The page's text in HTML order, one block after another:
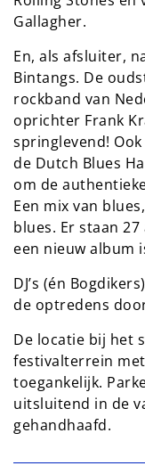
Gallagher.
En, als afsluiter,
Bintangs. De
rockband van
oprichter Frank
springlevend!
de Dutch Blues
om de
Een mix van
blues. Er staan
een nieuw album
DJ’s (én
de optredens
De locatie bij het
festivalterrein
toegankelijk.
uitsluitend in de
gehandhaafd.